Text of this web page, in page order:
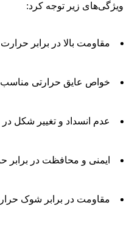
ویژگی‌های زیر توجه کرد:
مقاومت بالا در برابر
خواص عایق حرارتی مناسب
عدم انسداد و تغییر شکل
ایمنی و محافظت در برابر
مقاومت در برابر شوک